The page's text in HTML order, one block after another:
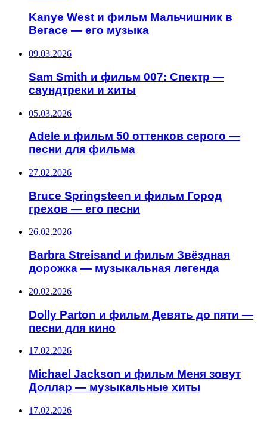
Kanye West и фильм Мальчишник в
Вегасе — его музыка
09.03.2026
Sam Smith и фильм 007: Спектр —
саундтреки и хиты
05.03.2026
Adele и фильм 50 оттенков серого —
песни для фильма
27.02.2026
Bruce Springsteen и фильм Город
грехов — его песни
26.02.2026
Barbra Streisand и фильм Звёздная
дорожка — музыкальная легенда
20.02.2026
Dolly Parton и фильм Девять до пяти —
песни для кино
17.02.2026
Michael Jackson и фильм Меня зовут
Доллар — музыкальные хиты
17.02.2026